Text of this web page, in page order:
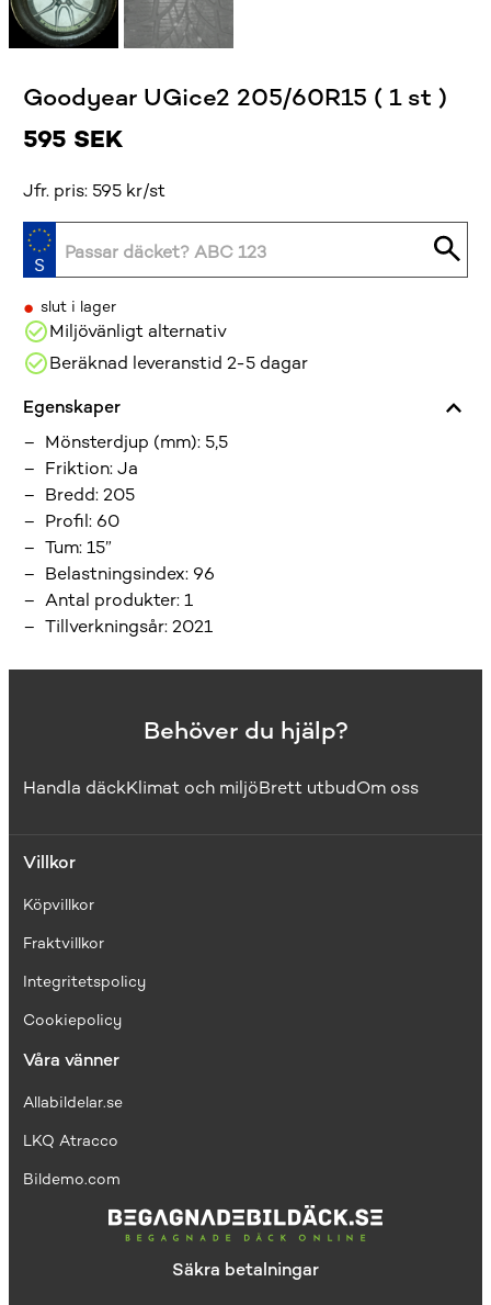
Goodyear UGice2 205/60R15 ( 1 st )
595 SEK
Jfr. pris: 595 kr/st
• slut i lager
Miljövänligt alternativ
Beräknad leveranstid 2-5 dagar
Egenskaper
Mönsterdjup (mm): 5,5
Friktion:Ja
Bredd:205
Profil: 60
Tum:15”
Belastningsindex: 96
Antal produkter:1
Tillverkningsår:2021
Behöver du hjälp?
Handla däckKlimat och miljöBrett utbudOm oss
Villkor
Köpvillkor
Fraktvillkor
Integritetspolicy
Cookiepolicy
Våra vänner
Allabildelar.se
LKQ Atracco
Bildemo.com
Säkra betalningar